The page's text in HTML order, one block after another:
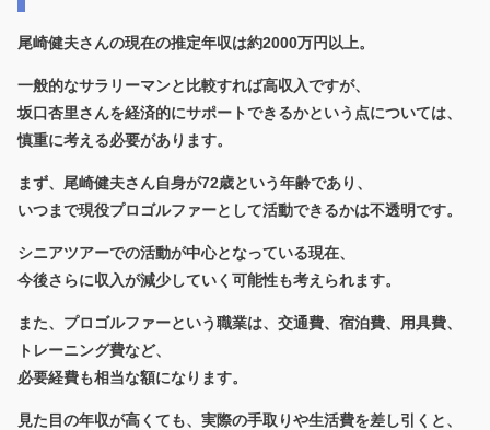
尾崎健夫さんの現在の推定年収は約2000万円以上。
一般的なサラリーマンと比較すれば高収入ですが、
坂口杏里さんを経済的にサポートできるかという点については、
慎重に考える必要があります。
まず、尾崎健夫さん自身が72歳という年齢であり、
いつまで現役プロゴルファーとして活動できるかは不透明です。
シニアツアーでの活動が中心となっている現在、
今後さらに収入が減少していく可能性も考えられます。
また、プロゴルファーという職業は、交通費、宿泊費、用具費、
トレーニング費など、
必要経費も相当な額になります。
見た目の年収が高くても、実際の手取りや生活費を差し引くと、